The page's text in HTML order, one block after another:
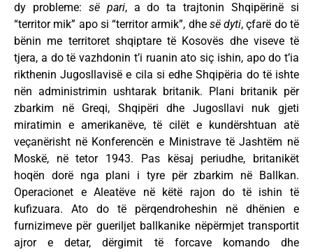
dy probleme: së pari, a do ta trajtonin Shqipërinë si
“territor mik” apo si “territor armik”, dhe së dyti, çfarë do të
bënin me territoret shqiptare të Kosovës dhe viseve të
tjera, a do të vazhdonin t’i ruanin ato siç ishin, apo do t’ia
rikthenin Jugosllavisë e cila si edhe Shqipëria do të ishte
nën administrimin ushtarak britanik. Plani britanik për
zbarkim në Greqi, Shqipëri dhe Jugosllavi nuk gjeti
miratimin e amerikanëve, të cilët e kundërshtuan atë
veçanërisht në Konferencën e Ministrave të Jashtëm në
Moskë, në tetor 1943. Pas kësaj periudhe, britanikët
hoqën dorë nga plani i tyre për zbarkim në Ballkan.
Operacionet e Aleatëve në këtë rajon do të ishin të
kufizuara. Ato do të përqendroheshin në dhënien e
furnizimeve për gueriljet ballkanike nëpërmjet transportit
ajror e detar, dërgimit të forcave komando dhe